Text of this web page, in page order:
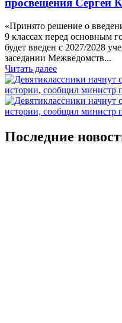
просвещения Сергей
«Принято решение о
9 классах перед основным
будет введен с 2027/2028
заседании Межведомств...
Читать далее
Последние